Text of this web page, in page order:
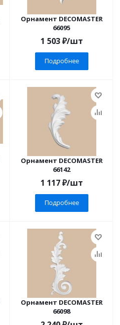
Орнамент DECOMASTER
66095
1 503₽/шт
Подробнее
Орнамент DECOMASTER
66142
1 117₽/шт
Подробнее
Орнамент DECOMASTER
66098